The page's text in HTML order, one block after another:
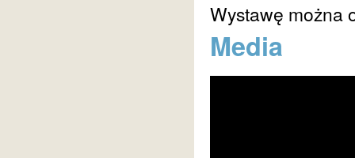
Wystawę można
Media